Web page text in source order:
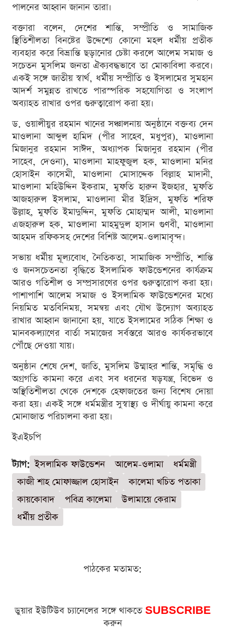
পালনের আহ্বান জানান তারা।
বক্তারা বলেন, দেশের শান্তি, সম্প্রীতি ও সামাজিক
স্থিতিশীলতা বিনষ্টের উদ্দেশ্যে কোনো মহল ধর্মীয় প্রতীক
ব্যবহার করে বিভ্রান্তি ছড়ানোর চেষ্টা করলে আলেম সমাজ ও
সচেতন মুসলিম জনতা ঐক্যবদ্ধভাবে তা মোকাবিলা করবে।
একই সঙ্গে জাতীয় স্বার্থ, ধর্মীয় সম্প্রীতি ও ইসলামের সুমহান
আদর্শ সমুন্নত রাখতে পারস্পরিক সহযোগিতা ও সংলাপ
অব্যাহত রাখার ওপর গুরুত্বারোপ করা হয়।
ড. ওয়ালীয়ুর রহমান খানের সঞ্চালনায় অনুষ্ঠানে বক্তব্য দেন
মাওলানা আব্দুল হামিদ (পীর সাহেব, মধুপুর), মাওলানা
মিজানুর রহমান সাঈদ, অধ্যাপক মিজানুর রহমান (পীর
সাহেব, দেওনা), মাওলানা মাহফুজুল হক, মাওলানা মনির
হোসাইন কাসেমী, মাওলানা মোসাদ্দেক বিল্লাহ মাদানী,
মাওলানা মহিউদ্দিন ইকরাম, মুফতি হারুন ইজহার, মুফতি
আজহারুল ইসলাম, মাওলানা মীর ইদ্রিস, মুফতি শরিফ
উল্লাহ, মুফতি ইমাদুদ্দিন, মুফতি মোহাম্মদ আলী, মাওলানা
এজহারুল হক, মাওলানা মাহমুদুল হাসান গুণবী, মাওলানা
আহমদ রফিকসহ দেশের বিশিষ্ট আলেম-ওলামাবৃন্দ।
সভায় ধর্মীয় মূল্যবোধ, নৈতিকতা, সামাজিক সম্প্রীতি, শান্তি
ও জনসচেতনতা বৃদ্ধিতে ইসলামিক ফাউন্ডেশনের কার্যক্রম
আরও গতিশীল ও সম্প্রসারণের ওপর গুরুত্বারোপ করা হয়।
পাশাপাশি আলেম সমাজ ও ইসলামিক ফাউন্ডেশনের মধ্যে
নিয়মিত মতবিনিময়, সমন্বয় এবং যৌথ উদ্যোগ অব্যাহত
রাখার আহ্বান জানানো হয়, যাতে ইসলামের সঠিক শিক্ষা ও
মানবকল্যাণের বার্তা সমাজের সর্বস্তরে আরও কার্যকরভাবে
পৌঁছে দেওয়া যায়।
অনুষ্ঠান শেষে দেশ, জাতি, মুসলিম উম্মাহর শান্তি, সমৃদ্ধি ও
অগ্রগতি কামনা করে এবং সব ধরনের ষড়যন্ত্র, বিভেদ ও
অস্থিতিশীলতা থেকে দেশকে হেফাজতের জন্য বিশেষ দোয়া
করা হয়। একই সঙ্গে ধর্মমন্ত্রীর সুস্বাস্থ্য ও দীর্ঘায়ু কামনা করে
মোনাজাত পরিচালনা করা হয়।
ইএইচপি
ট্যাগ: ইসলামিক ফাউন্ডেশন আলেম-ওলামা
ধর্মমন্ত্রী
কাজী শাহ মোফাজ্জাল হোসাইন
কালেমা খচিত পতাকা
কায়কোবাদ
পবিত্র কালেমা
উলামায়ে কেরাম
ধর্মীয় প্রতীক
পাঠকের মতামত:
ডুয়ার ইউটিউব চ্যানেলের সঙ্গে থাকতে SUBSCRIBE
করুন